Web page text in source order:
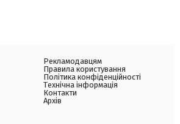
Рекламодавцям
Правила користування
Політика конфіденційності
Технічна інформація
Контакти
Архів